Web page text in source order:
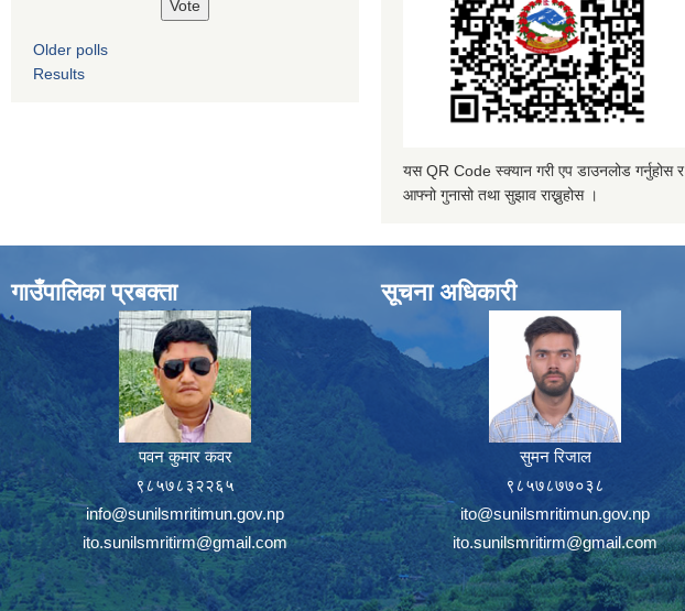
Older polls
Results
यस QR Code स्क्यान गरी एप डाउनलोड गर्नुहोस र
आफ्नो गुनासो तथा सुझाव राख्नुहोस ।
गाउँपालिका प्रबक्ता
पवन कुमार कवर
९८५७८३२२६५
info@sunilsmritimun.gov.np
ito.sunilsmritirm@gmail.com
सूचना अधिकारी
सुमन रिजाल
९८५७८७७०३८
ito@sunilsmritimun.gov.np
ito.sunilsmritirm@gmail.com